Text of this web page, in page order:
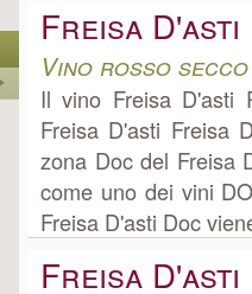
Freisa
Vino rosso secco
Il vino Freisa D'asti
Freisa D'asti Freisa
zona Doc del Freisa
come uno dei vini
Freisa D'asti Doc
Freisa D'asti